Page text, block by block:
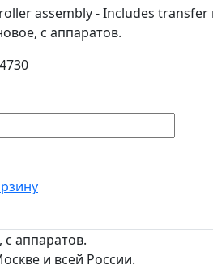
assembly - Includes
с аппаратов.
аппаратов.
и всей России.